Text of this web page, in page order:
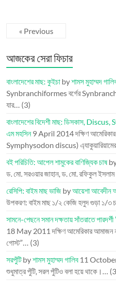
« Previous
আজকের সেরা ফিচার
বাংলাদেশের মাছ: কুইচা byশামস মুহাম্মদ
Synbranchiformes বর্গের
যার… (3)
বাংলাদেশের বিদেশী মাছ: ডিসকাস,
এম মহসিন9 April 2014দক্ষিণ
Symphysodon discus) এ্যাকুয়ারিয়ামের
বই পরিচিতি: আপেল শামুকের বাণিজ্যিক চাষ
ড. মো. সরওয়ার জাহান, ড. মো. রফিকুল
রেসিপি: বাইম মাছ ভাজি byআয়েশা আবেদীন
উপকরণ: বাইম মাছ ১/২ কেজি হলুদ গুড়া ১/৩
সামনে-পেছনে সমান দক্ষতায় সাঁতরাতে পারদর্শী
18 May 2011 দক্ষিণ আমেরিকার আমাজন
গোস্ট”… (3)
সরপুঁটিbyশামস মুহাম্মদ গালিব 11
শুধুমাত্র পুঁটি, সরল পুঁটিও বলা হয়ে থাকে।…